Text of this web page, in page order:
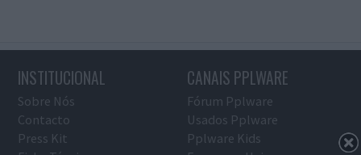
INSTITUCIONAL
Sobre Nós
Contacto
Press Kit
CANAIS PPLWARE
Fórum Pplware
Usados Pplware
Pplware Kids